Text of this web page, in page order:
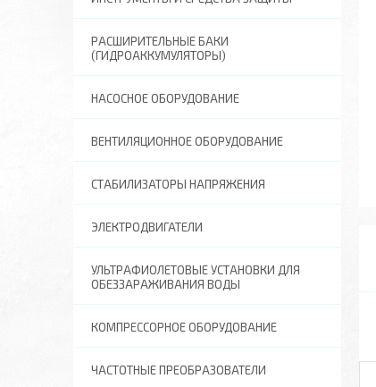
РАСШИРИТЕЛЬНЫЕ БАКИ
(ГИДРОАККУМУЛЯТОРЫ)
НАСОСНОЕ ОБОРУДОВАНИЕ
ВЕНТИЛЯЦИОННОЕ ОБОРУДОВАНИЕ
СТАБИЛИЗАТОРЫ НАПРЯЖЕНИЯ
ЭЛЕКТРОДВИГАТЕЛИ
УЛЬТРАФИОЛЕТОВЫЕ УСТАНОВКИ ДЛЯ
ОБЕЗЗАРАЖИВАНИЯ ВОДЫ
КОМПРЕССОРНОЕ ОБОРУДОВАНИЕ
ЧАСТОТНЫЕ ПРЕОБРАЗОВАТЕЛИ